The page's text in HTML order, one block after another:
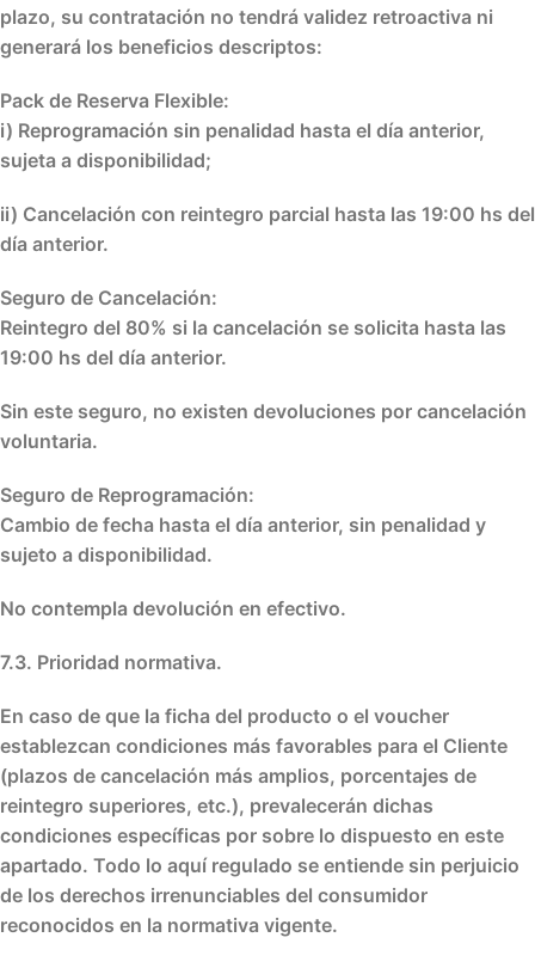
plazo, su contratación no tendrá validez retroactiva ni
generará los beneficios descriptos:
Pack de Reserva Flexible:
i) Reprogramación sin penalidad hasta el día anterior,
sujeta a disponibilidad;
ii) Cancelación con reintegro parcial hasta las 19:00 hs del
día anterior.
Seguro de Cancelación:
Reintegro del 80% si la cancelación se solicita hasta las
19:00 hs del día anterior.
Sin este seguro, no existen devoluciones por cancelación
voluntaria.
Seguro de Reprogramación:
Cambio de fecha hasta el día anterior, sin penalidad y
sujeto a disponibilidad.
No contempla devolución en efectivo.
7.3. Prioridad normativa.
En caso de que la ficha del producto o el voucher
establezcan condiciones más favorables para el Cliente
(plazos de cancelación más amplios, porcentajes de
reintegro superiores, etc.), prevalecerán dichas
condiciones específicas por sobre lo dispuesto en este
apartado. Todo lo aquí regulado se entiende sin perjuicio
de los derechos irrenunciables del consumidor
reconocidos en la normativa vigente.